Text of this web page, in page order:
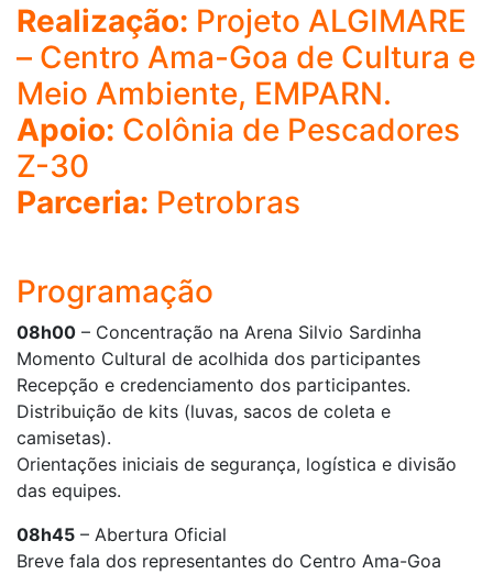
Realização: Projeto ALGIMARE
– Centro Ama-Goa de Cultura e
Meio Ambiente, EMPARN.
Apoio: Colônia de Pescadores
Z-30
Parceria: Petrobras
Programação
08h00 – Concentração na Arena Silvio Sardinha
Momento Cultural de acolhida dos participantes
Recepção e credenciamento dos participantes.
Distribuição de kits (luvas, sacos de coleta e
camisetas).
Orientações iniciais de segurança, logística e divisão
das equipes.
08h45 – Abertura Oficial
Breve fala dos representantes do Centro Ama-Goa